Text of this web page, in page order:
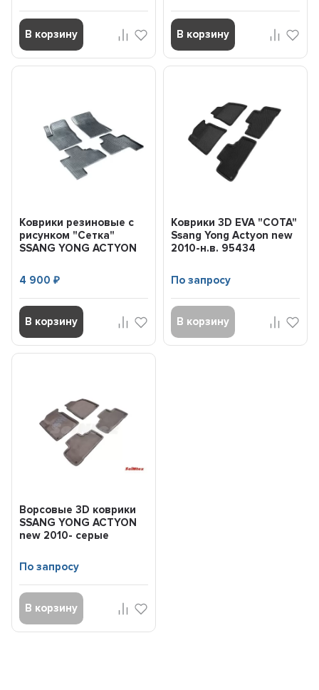
В корзину В корзину
Коврики резиновые с
рисунком "Сетка"
SSANG YONG ACTYON
4 900₽
В корзину
Коврики 3D EVA "СОТА"
Ssang Yong Actyon new
2010-н.в. 95434
По запросу
В корзину
Ворсовые 3D коврики
SSANG YONG ACTYON
new 2010- серые
84125
По запросу
В корзину